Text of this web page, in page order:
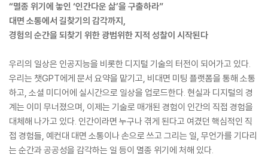
“멸종 위기에 놓인 ‘인간다운 삶’을 구출하라”
대면 소통에서 길찾기의 감각까지,
경험의 순간을 되찾기 위한 광범위한 지적 성찰이 시작된다
우리의 일상은 인공지능을 비롯한 디지털 기술의 터전이 되어가고 있다.
우리는 챗GPT에게 문서 요약을 맡기고, 비대면 미팅 플랫폼을 통해 소통
하고, 소셜 미디어에 실시간으로 일상을 업로드한다. 현실과 디지털의 경
계는 이미 무너졌으며, 이제는 기술로 매개된 경험이 인간의 직접 경험을
대체해 나가고 있다. 인간이라면 누구나 겪게 된다고 여겼던 핵심적인 직
접 경험들, 예컨대 대면 소통이나 손으로 쓰고 그리는 일, 무언가를 기다리
는 순간과 공공성을 감각하는 일 등이 멸종 위기에 처해 있다.